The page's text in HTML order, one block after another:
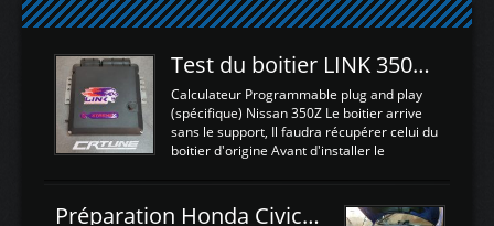
Test du boitier LINK 350Z Plugin ECU
Calculateur Programmable plug and play
(spécifique) Nissan 350Z Le boitier arrive
sans le support, Il faudra récupérer celui du
boitier d'origine Avant d'installer le
d'envoyer l'information de la large bande
Préparation Honda Civic Type R FK2